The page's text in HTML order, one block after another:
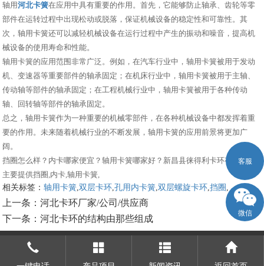
轴用河北卡簧在应用中具有重要的作用。首先，它能够防止轴承、齿轮等零
部件在运转过程中出现松动或脱落，保证机械设备的稳定性和可靠性。其
次，轴用卡簧还可以减轻机械设备在运行过程中产生的振动和噪音，提高机
械设备的使用寿命和性能。
轴用卡簧的应用范围非常广泛。例如，在汽车行业中，轴用卡簧被用于发动
机、变速器等重要部件的轴承固定；在机床行业中，轴用卡簧被用于主轴、
传动轴等部件的轴承固定；在工程机械行业中，轴用卡簧被用于各种传动
轴、回转轴等部件的轴承固定。
总之，轴用卡簧作为一种重要的机械零部件，在各种机械设备中都发挥着重
要的作用。未来随着机械行业的不断发展，轴用卡簧的应用前景将更加广
阔。
挡圈怎么样？内卡哪家便宜？轴用卡簧哪家好？新昌县徕得利卡环有限公司
主要提供挡圈,内卡,轴用卡簧,
相关标签：轴用卡簧,双层卡环,孔用内卡簧,双层螺旋卡环,挡圈 ,
上一条：河北卡环厂家/公司/供应商
下一条：河北卡环的结构由那些组成
客服
微信